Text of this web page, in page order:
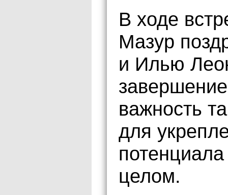
В ходе
Мазур
и Илью
важность
для
целом.